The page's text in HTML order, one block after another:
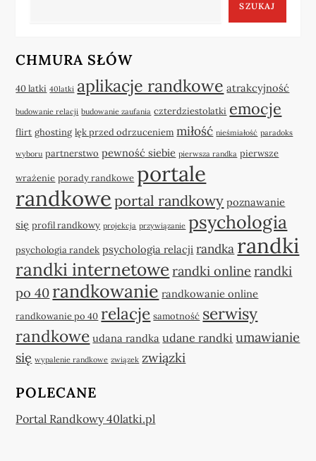
SZUKAJ
CHMURA SŁÓW
40 latki 40latki aplikacje randkowe atrakcyjność
budowanie relacji budowanie zaufania czterdziestolatki emocje
flirt ghosting lęk przed odrzuceniem miłość nieśmiałość paradoks
wyboru partnerstwo pewność siebie pierwsza randka pierwsze
wrażenie porady randkowe portale
randkowe portal randkowy poznawanie
się profil randkowy projekcja przywiązanie psychologia
psychologia randek psychologia relacji randka randki
randki internetowe randki online randki
po 40 randkowanie randkowanie online
randkowanie po 40 relacje samotność serwisy
randkowe udana randka udane randki umawianie
się wypalenie randkowe związek związki
POLECANE
Portal Randkowy 40latki.pl